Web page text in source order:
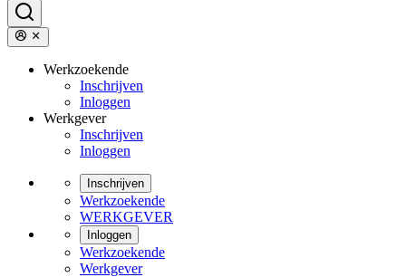
Werkzoekende
Inschrijven
Inloggen
Werkgever
Inschrijven
Inloggen
Inschrijven
Werkzoekende
WERKGEVER
Inloggen
Werkzoekende
Werkgever